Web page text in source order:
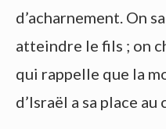
d’acharnement. On
atteindre le fils ; on
qui rappelle que la
d’Israël a sa place